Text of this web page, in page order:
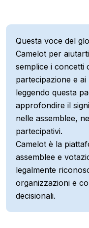
Questa voce del
Camelot per
semplice i concetti
partecipazione e ai
leggendo questa
approfondire il
nelle assemblee,
partecipativi.
Camelot è la
assemblee e
legalmente
organizzazioni e
decisionali.